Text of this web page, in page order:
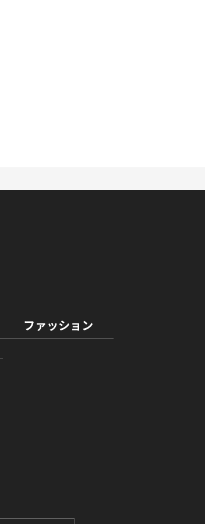
ファッション